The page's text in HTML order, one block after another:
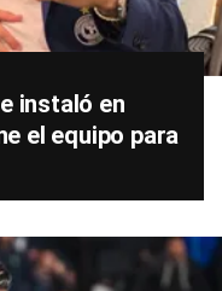
instaló en
el equipo para